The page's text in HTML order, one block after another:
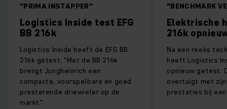
test EFG
heeft de EFG BB
de BB 216k
een
en goed
op de
"BENCHMARK VERSCHERPT"
Elektrische heftruck EFG
216k opnieuw getest
Na een reeks technische updates
heeft Logistics Inside de EFG 216k
opnieuw getest. De truck
overtuigt met zijn rijgedrag en
prestaties bij een laag verbruik.